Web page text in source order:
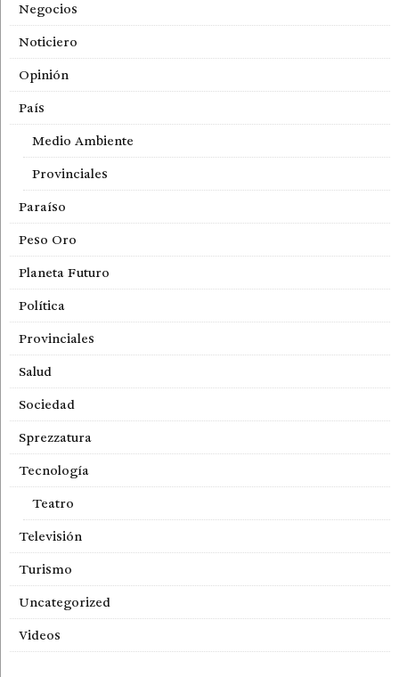
Negocios
Noticiero
Opinión
País
Medio Ambiente
Provinciales
Paraíso
Peso Oro
Planeta Futuro
Política
Provinciales
Salud
Sociedad
Sprezzatura
Tecnología
Teatro
Televisión
Turismo
Uncategorized
Videos